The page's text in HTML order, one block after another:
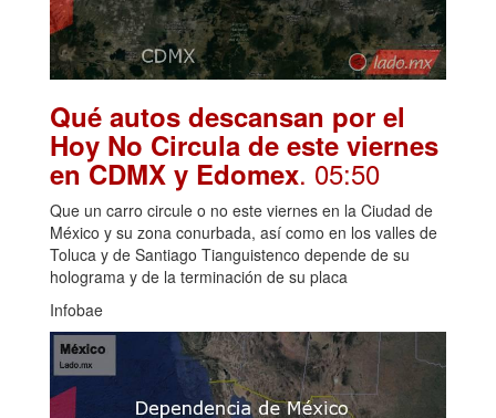
Qué autos descansan por el
Hoy No Circula de este viernes
en CDMX y Edomex. 05:50
Que un carro circule o no este viernes en la Ciudad de
México y su zona conurbada, así como en los valles de
Toluca y de Santiago Tianguistenco depende de su
holograma y de la terminación de su placa
Infobae